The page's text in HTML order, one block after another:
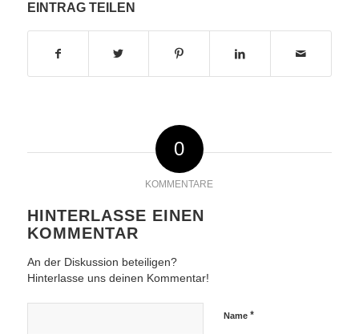
EINTRAG TEILEN
0
KOMMENTARE
HINTERLASSE EINEN
KOMMENTAR
An der Diskussion beteiligen?
Hinterlasse uns deinen Kommentar!
Name *